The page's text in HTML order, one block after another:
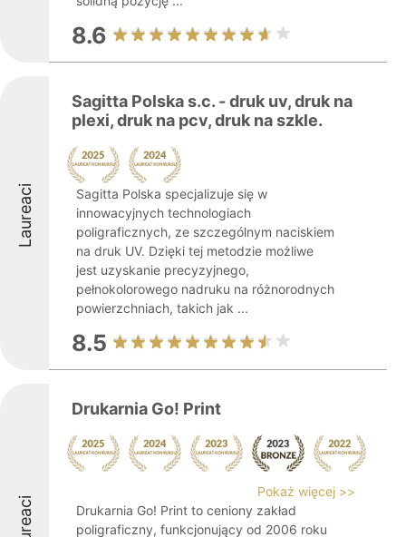
8.6
Laureaci
Sagitta Polska s.c. - druk uv, druk na
plexi, druk na pcv, druk na szkle.
Sagitta Polska specjalizuje się w
innowacyjnych technologiach
poligraficznych, ze szczególnym naciskiem
na druk UV. Dzięki tej metodzie możliwe
jest uzyskanie precyzyjnego,
pełnokolorowego nadruku na różnorodnych
powierzchniach, takich jak ...
8.5
Drukarnia Go! Print
Pokaż więcej >>
Drukarnia Go! Print to ceniony zakład
poligraficzny, funkcjonujący od 2006 roku